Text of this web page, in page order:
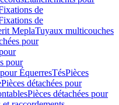
de
de
MeplaTuyaux multicouches
pour
pour
ÉquerresTésPièces
Pièces détachées pour
Pièces détachées pour